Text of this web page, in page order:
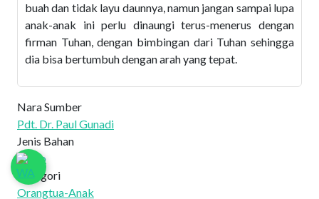
buah dan tidak layu daunnya, namun jangan sampai lupa
anak-anak ini perlu dinaungi terus-menerus dengan
firman Tuhan, dengan bimbingan dari Tuhan sehingga
dia bisa bertumbuh dengan arah yang tepat.
Nara Sumber
Pdt. Dr. Paul Gunadi
Jenis Bahan
Audio
Kategori
Orangtua-Anak